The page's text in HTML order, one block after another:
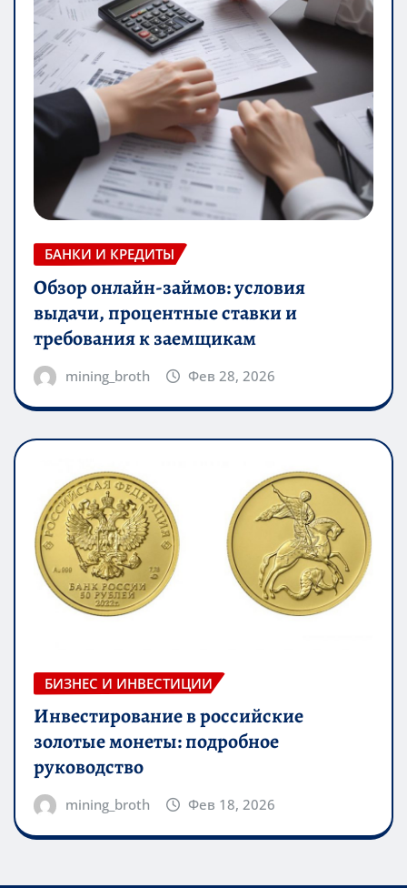
БАНКИ И КРЕДИТЫ
Обзор онлайн-займов: условия
выдачи, процентные ставки и
требования к заемщикам
mining_broth Фев 28, 2026
БИЗНЕС И ИНВЕСТИЦИИ
Инвестирование в российские
золотые монеты: подробное
руководство
mining_broth Фев 18, 2026